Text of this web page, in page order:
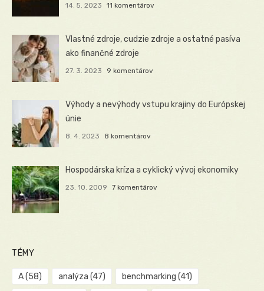
14. 5. 2023 11 komentárov
Vlastné zdroje, cudzie zdroje a ostatné pasíva
ako finančné zdroje
27. 3. 2023 9 komentárov
Výhody a nevýhody vstupu krajiny do Európskej
únie
8. 4. 2023 8 komentárov
Hospodárska kríza a cyklický vývoj ekonomiky
23. 10. 2009 7 komentárov
TÉMY
A(58) analýza (47) benchmarking (41)